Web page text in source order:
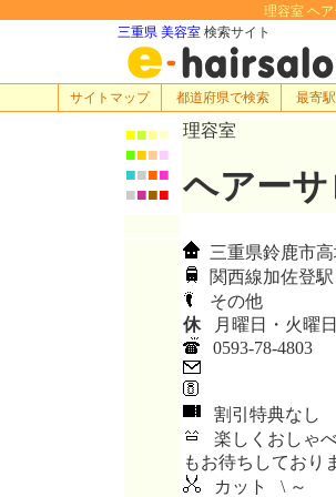
理容室 ヘ
三重県 美容室 検索サイト
サイトマップ 都道府県で検索 最寄
■■■■
■■■■
■■■■
■■■■
理容室
ヘアーサ
三重県鈴鹿市高
関西線加佐登駅
その他
休月曜日・火曜日
0593-78-4803
割引特典なし
楽しくおしゃ
もお待ちしており
カット \ ～